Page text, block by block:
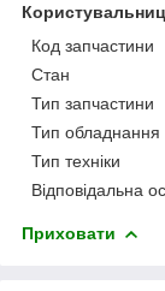
Код запчастини
Стан
Тип запчастини
Тип обладнання
Тип техніки
Відповідальна
Приховати